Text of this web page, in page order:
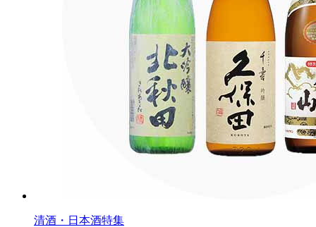
清酒・日本酒特集